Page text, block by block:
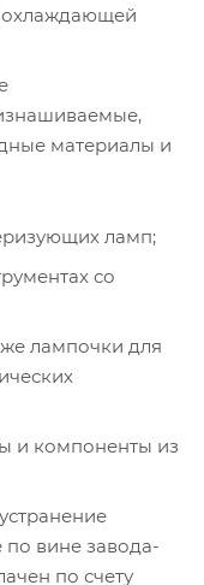
охлаждающей
материалы и
ламп;
со
лампочки для
и компоненты из
вине завода-
по счету